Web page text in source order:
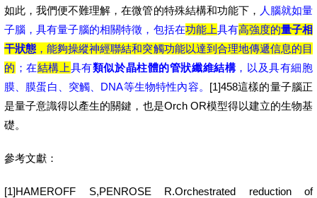
如此，我們便不難理解，在微管的特殊結構和功能下， 人腦就如量
子腦，具有量子腦的相關特徵，包括在功能上具有高強度的量子相
干狀態 ，能夠操縱神經聯結和突觸功能以達到合理地傳遞信息的目
的 ；在結構上具有類似於晶柱體的管狀纖維結構，以及具有細胞
膜、膜蛋白、突觸、DNA等生物特性內容。 [1]458這樣的量子腦正
是量子意識得以產生的關鍵，也是Orch OR模型得以建立的生物基
礎。
參考文獻：
[1]HAMEROFF S,PENROSE R.Orchestrated reduction of